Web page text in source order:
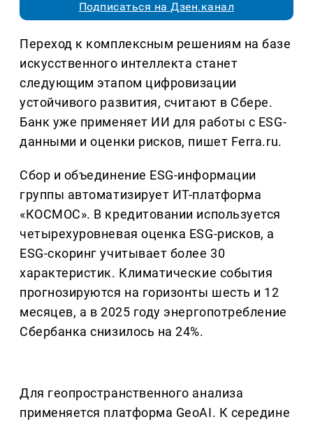
Подписаться на Дзен.канал
Переход к комплексным решениям на базе
искусственного интеллекта станет
следующим этапом цифровизации
устойчивого развития, считают в Сбере.
Банк уже применяет ИИ для работы с ESG-
данными и оценки рисков, пишет Ferra.ru.
Сбор и объединение ESG-информации
группы автоматизирует ИТ-платформа
«КОСМОС». В кредитовании используется
четырехуровневая оценка ESG-рисков, а
ESG-скоринг учитывает более 30
характеристик. Климатические события
прогнозируются на горизонты шесть и 12
месяцев, а в 2025 году энергопотребление
Сбербанка снизилось на 24%.
Для геопространственного анализа
применяется платформа GeoAI. К середине